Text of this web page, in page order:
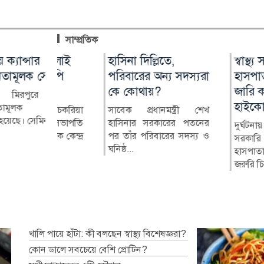
সাম্প্রতিক
ক্যান্সার
প্রা...
লাখ টাকার ফল-নাস্তা
নিয়ে সাবেক ইউএনওকে
কুষ্টিয়ার মিরপুর উপজেলার
সাবেক নির্বাহী কর্মকর্তা
(ইউএনও) নাজমুল ইসলামের
মুন্সীগঞ্জে
বিরুদ্ধে মামলার
মানববন্ধন
মুন্সীগঞ্জ
সহ-সভাপতি
বাবুর বিরুদ্ধে দায়ের
সভাপতি
হাসিনা দিল্লিতে,
পরিবারের অন্য সদস্যরা
কে কোথায়?
সাবেক প্রধানমন্ত্রী শেখ
হাসিনার সরকারের পতনের
পর তাঁর পরিবারের সদস্য ও
স্বাস্থ্য সচিবকে সব
হাসপাতালে
জারি করতে হবে:
হাইকোর্ট
দুর্ঘটনায় আহত
সরকারি ও
হাসপাতাল এবং
খালি পায়ে হাঁটা: কী বলছেন স্বাস্থ্য বিশেষজ্ঞরা?
কোন ডালে সবচেয়ে বেশি প্রোটিন?